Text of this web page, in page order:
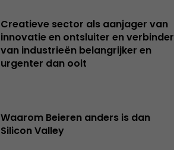
Creatieve sector als aanjager van
innovatie en ontsluiter en verbinder
van industrieën belangrijker en
urgenter dan ooit
Waarom Beieren anders is dan
Silicon Valley